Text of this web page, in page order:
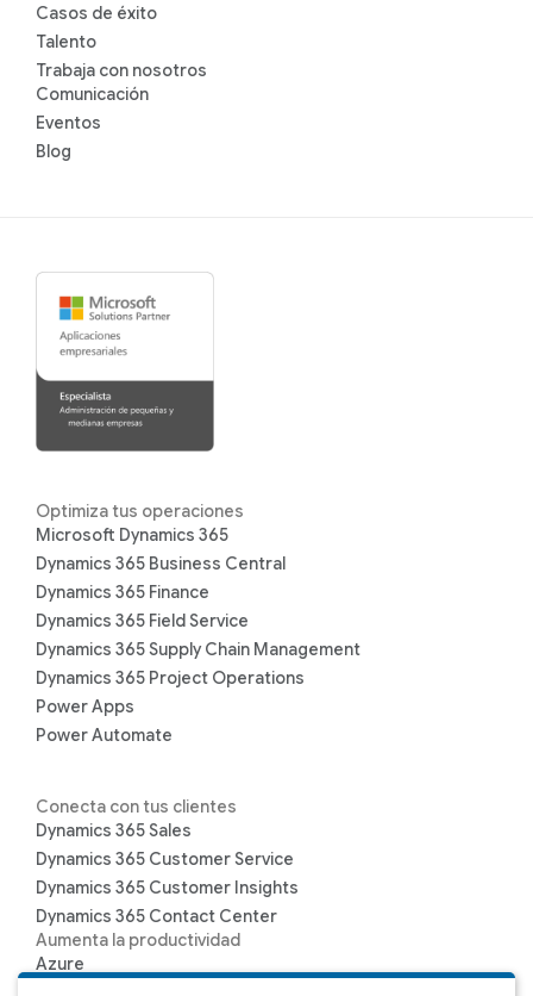
Casos de éxito
Talento
Trabaja con nosotros
Comunicación
Eventos
Blog
Optimiza tus operaciones
Microsoft Dynamics 365
Dynamics 365 Business Central
Dynamics 365 Finance
Dynamics 365 Field Service
Dynamics 365 Supply Chain Management
Dynamics 365 Project Operations
Power Apps
Power Automate
Conecta con tus clientes
Dynamics 365 Sales
Dynamics 365 Customer Service
Dynamics 365 Customer Insights
Dynamics 365 Contact Center
Aumenta la productividad
Azure